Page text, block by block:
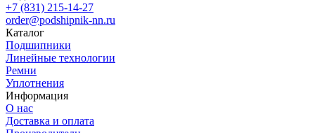
+7 (831) 215-14-27
order@podshipnik-nn.ru
Каталог
Подшипники
Линейные технологии
Ремни
Уплотнения
Информация
О нас
Доставка и оплата